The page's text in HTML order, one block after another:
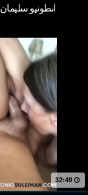
انطونيو
32:49